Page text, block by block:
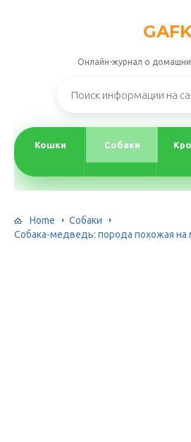
Онлайн-журнал о
Кошки Собаки
Home
Собаки
Собака-медведь: порода похожая